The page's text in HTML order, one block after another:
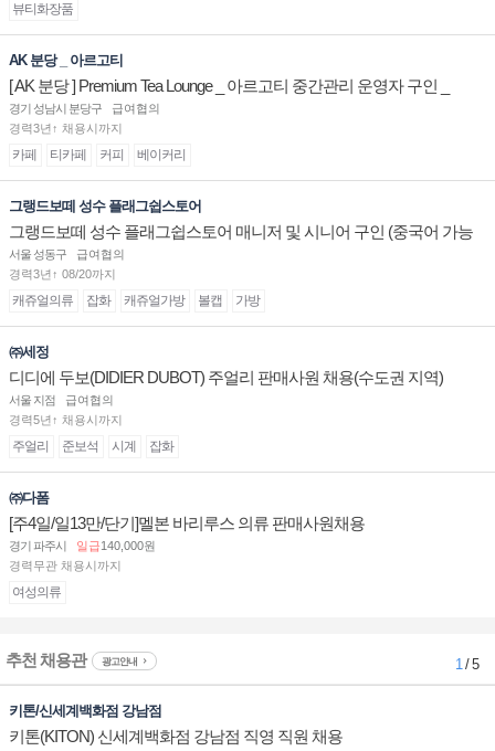
뷰티화장품
AK 분당 _ 아르고티
[ AK 분당 ] Premium Tea Lounge _ 아르고티 중간관리 운영자 구인 _
경기 성남시 분당구
급여협의
경력3년↑ 채용시까지
카페 티카페 커피 베이커리
그랭드보떼 성수 플래그쉽스토어
그랭드보떼 성수 플래그쉽스토어 매니저 및 시니어 구인 (중국어 가능
자)
서울 성동구
급여협의
경력3년↑ 08/20까지
캐쥬얼의류 잡화 캐쥬얼가방 볼캡 가방
㈜세정
디디에 두보(DIDIER DUBOT) 주얼리 판매사원 채용(수도권 지역)
서울 지점
급여협의
경력5년↑ 채용시까지
주얼리 준보석 시계 잡화
㈜다폼
[주4일/일13만/단기]멜본 바리루스 의류 판매사원채용
경기 파주시 일급140,000원
경력무관 채용시까지
여성의류
추천 채용관 광고안내 1/ 5
키톤/신세계백화점 강남점
키톤(KITON) 신세계백화점 강남점 직영 직원 채용